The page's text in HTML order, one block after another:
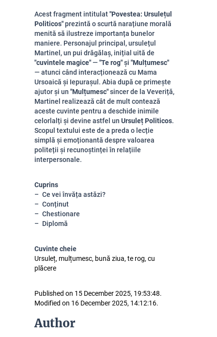
Acest fragment intitulat"Povestea: Ursulețul
Politicos"prezintă o scurtă narațiune morală
menită să ilustreze importanța bunelor
maniere. Personajul principal, ursulețul
Martinel, un pui drăgălaș, inițial uită de
"cuvintele magice"—"Te rog"și "Mulțumesc"
— atunci când interacționează cu Mama
Ursoaică și Iepurașul. Abia după ce primește
ajutor și un "Mulțumesc"sincer de la Veveriță,
Martinel realizează cât de mult contează
aceste cuvinte pentru a deschide inimile
celorlalți și devine astfel un Ursuleț Politicos.
Scopul textului este de a preda o lecție
simplă și emoționantă despre valoarea
politeții și recunoștinței în relațiile
interpersonale.
Cuprins
Ce vei învăța astăzi?
Conținut
Chestionare
Diplomă
Cuvinte cheie
Ursuleț, mulțumesc, bună ziua, te rog, cu
plăcere
Published on 15 December 2025, 19:53:48.
Modified on 16 December 2025, 14:12:16.
Author